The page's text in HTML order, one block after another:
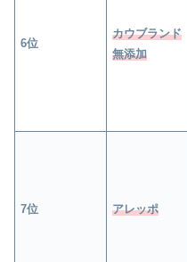
6位
カウブランド
無添加
7位 アレッポ